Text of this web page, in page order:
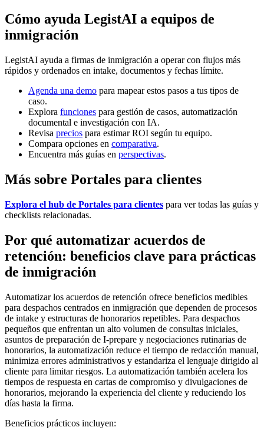
Cómo ayuda LegistAI a equipos de
inmigración
LegistAI ayuda a firmas de inmigración a operar con flujos más
rápidos y ordenados en intake, documentos y fechas límite.
Agenda una demo para mapear estos pasos a tus tipos de
caso.
Explora funciones para gestión de casos, automatización
documental e investigación con IA.
Revisa precios para estimar ROI según tu equipo.
Compara opciones en comparativa.
Encuentra más guías en perspectivas.
Más sobre Portales para clientes
Explora el hub de Portales para clientes para ver todas las guías y
checklists relacionadas.
Por qué automatizar acuerdos de
retención: beneficios clave para prácticas
de inmigración
Automatizar los acuerdos de retención ofrece beneficios medibles
para despachos centrados en inmigración que dependen de procesos
de intake y estructuras de honorarios repetibles. Para despachos
pequeños que enfrentan un alto volumen de consultas iniciales,
asuntos de preparación de I-prepare y negociaciones rutinarias de
honorarios, la automatización reduce el tiempo de redacción manual,
minimiza errores administrativos y estandariza el lenguaje dirigido al
cliente para limitar riesgos. La automatización también acelera los
tiempos de respuesta en cartas de compromiso y divulgaciones de
honorarios, mejorando la experiencia del cliente y reduciendo los
días hasta la firma.
Beneficios prácticos incluyen: